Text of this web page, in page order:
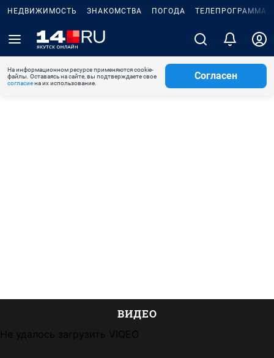
НЕДВИЖИМОСТЬ ЗНАКОМСТВА ПОГОДА ТЕЛЕПРОГРАММА
На информационном ресурсе применяются cookie-
файлы. Оставаясь на сайте, вы подтверждаете свое
согласиена их использование.
Согласен
ВИДЕО
Не удалось загрузить VIQEO